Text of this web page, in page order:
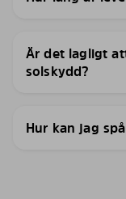
Är det lagligt
solskydd?
Hur kan jag